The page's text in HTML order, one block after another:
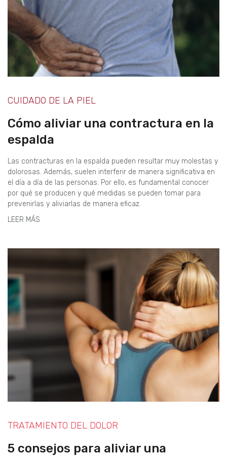
CUIDADO DE LA PIEL
Cómo aliviar una contractura en la
espalda
Las contracturas en la espalda pueden resultar muy molestas y
dolorosas. Además, suelen interferir de manera significativa en
el día a día de las personas. Por ello, es fundamental conocer
por qué se producen y qué medidas se pueden tomar para
prevenirlas y aliviarlas de manera eficaz.
LEER MÁS
TRATAMIENTO DEL DOLOR
5 consejos para aliviar una